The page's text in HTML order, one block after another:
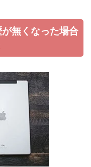
無くなった場合